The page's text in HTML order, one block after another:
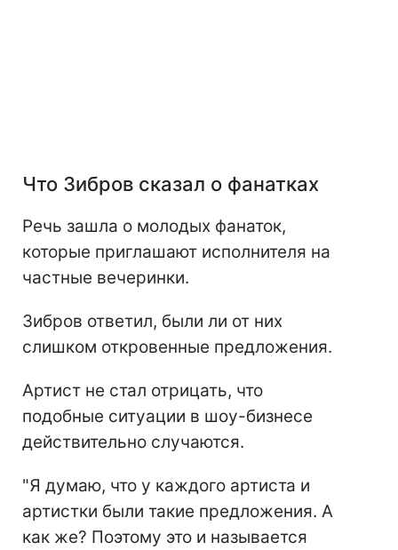
Что Зибров сказал о фанатках
Речь зашла о молодых фанаток,
которые приглашают исполнителя на
частные вечеринки.
Зибров ответил, были ли от них
слишком откровенные предложения.
Артист не стал отрицать, что
подобные ситуации в шоу-бизнесе
действительно случаются.
"Я думаю, что у каждого артиста и
артистки были такие предложения. А
как же? Поэтому это и называется